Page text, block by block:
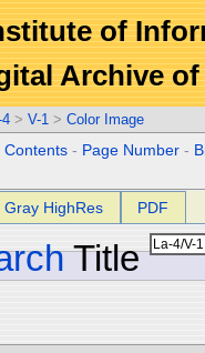
of
Archive
4 > V-1 > Color Image
Contents - Page Number -
Gray HighRes PDF
Title